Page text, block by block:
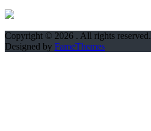
Copyright © 2026 . All rights reserved.
Designed by FameThemes